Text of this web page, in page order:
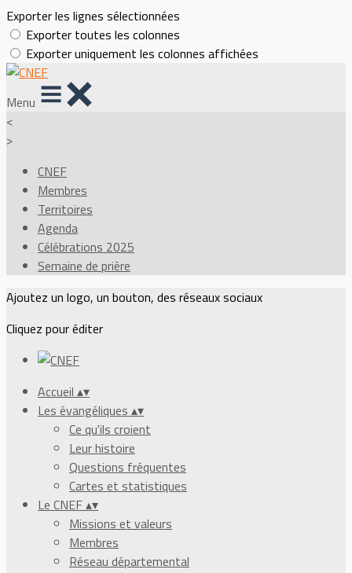
Exporter les lignes sélectionnées
Exporter toutes les colonnes
Exporter uniquement les colonnes affichées
Menu
<
>
CNEF
Membres
Territoires
Agenda
Célébrations 2025
Semaine de prière
Ajoutez un logo, un bouton, des réseaux sociaux
Cliquez pour éditer
Accueil ▴▾
Les évangéliques ▴▾
Ce qu'ils croient
Leur histoire
Questions fréquentes
Cartes et statistiques
Le CNEF▴▾
Missions et valeurs
Membres
Réseau départemental